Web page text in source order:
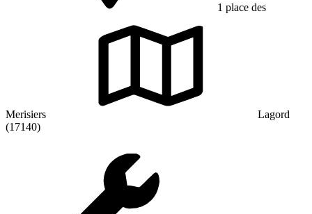
1 place des
Merisiers
Lagord
(17140)